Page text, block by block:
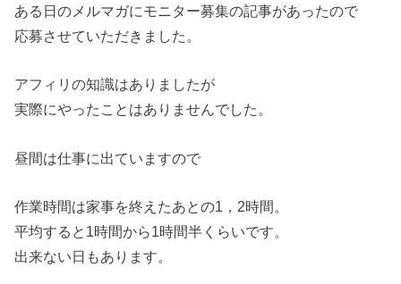
ある日のメルマガにモニター募集の記事があったので
応募させていただきました。
アフィリの知識はありましたが
実際にやったことはありませんでした。
昼間は仕事に出ていますので
作業時間は家事を終えたあとの1，2時間。
平均すると1時間から1時間半くらいです。
出来ない日もあります。